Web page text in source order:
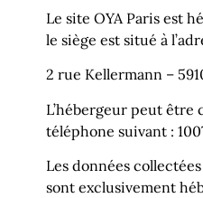
Le site OYA Paris est
le siège est situé à
2 rue Kellermann –
L’hébergeur peut être
téléphone suivant :
Les données
sont exclusivement